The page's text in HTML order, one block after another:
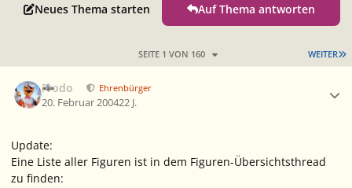
Neues Thema starten Auf Thema antworten
WEITER
SEITE 1 VON 160
Frodo Ehrenbürger
20. Februar 200422 J.
Update:
Eine Liste aller Figuren ist in dem Figuren-Übersichtsthread
zu finden: